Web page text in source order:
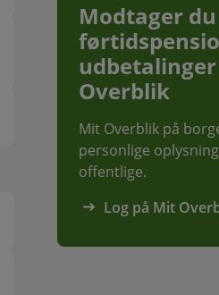
Modtager du
Overblik
Mit Overblik på
personlige
offentlige.
Log på Mit